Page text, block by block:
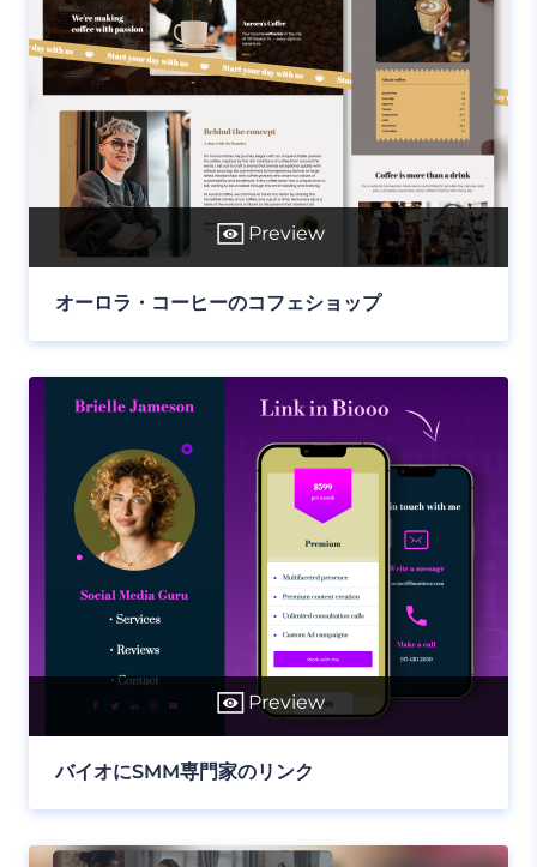
Preview
オーロラ・コーヒーのコフェショップ
Preview
バイオにSMM専門家のリンク